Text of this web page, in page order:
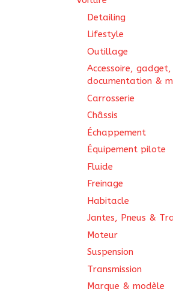
Detailing
Lifestyle
Outillage
Accessoire, gadget,
documentation &
Carrosserie
Châssis
Échappement
Équipement pilote
Fluide
Freinage
Habitacle
Jantes, Pneus &
Moteur
Suspension
Transmission
Marque & modèle